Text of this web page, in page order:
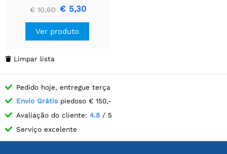
- 3V 300mm de
comprimento - Rosa
€ 10,60 € 5,30
Ver produto
 Limpar lista
Pedido hoje, entregue terça
Envio Grátis piedoso € 150,-
Avaliação do cliente: 4.8 / 5
Serviço excelente